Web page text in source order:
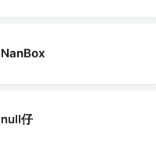
NanBox
null仔